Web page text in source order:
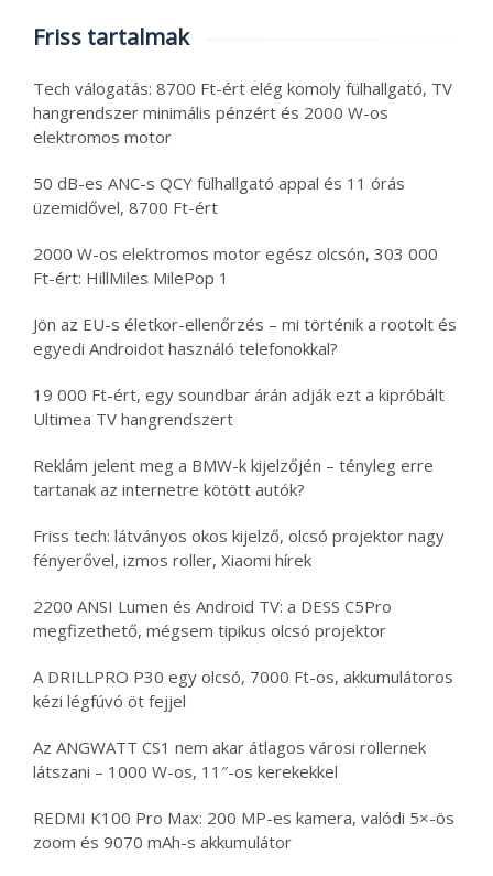
Friss tartalmak
Tech válogatás: 8700 Ft-ért elég komoly fülhallgató, TV
hangrendszer minimális pénzért és 2000 W-os
elektromos motor
50 dB-es ANC-s QCY fülhallgató appal és 11 órás
üzemidővel, 8700 Ft-ért
2000 W-os elektromos motor egész olcsón, 303 000
Ft-ért: HillMiles MilePop 1
Jön az EU-s életkor-ellenőrzés – mi történik a rootolt és
egyedi Androidot használó telefonokkal?
19 000 Ft-ért, egy soundbar árán adják ezt a kipróbált
Ultimea TV hangrendszert
Reklám jelent meg a BMW-k kijelzőjén – tényleg erre
tartanak az internetre kötött autók?
Friss tech: látványos okos kijelző, olcsó projektor nagy
fényerővel, izmos roller, Xiaomi hírek
2200 ANSI Lumen és Android TV: a DESS C5Pro
megfizethető, mégsem tipikus olcsó projektor
A DRILLPRO P30 egy olcsó, 7000 Ft-os, akkumulátoros
kézi légfúvó öt fejjel
Az ANGWATT CS1 nem akar átlagos városi rollernek
látszani – 1000 W-os, 11″-os kerekekkel
REDMI K100 Pro Max: 200 MP-es kamera, valódi 5×-ös
zoom és 9070 mAh-s akkumulátor